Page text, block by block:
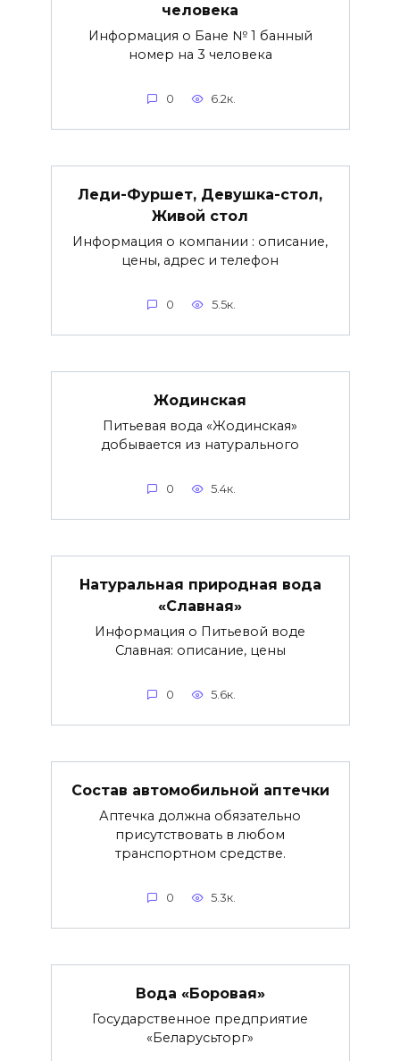
человека
Информация о Бане № 1 банный
номер на 3 человека
0 6.2к.
Леди-Фуршет, Девушка-стол,
Живой стол
Информация о компании : описание,
цены, адрес и телефон
0 5.5к.
Жодинская
Питьевая вода «Жодинская»
добывается из натурального
0 5.4к.
Натуральная природная вода
«Славная»
Информация о Питьевой воде
Славная: описание, цены
0 5.6к.
Состав автомобильной аптечки
Аптечка должна обязательно
присутствовать в любом
транспортном средстве.
0 5.3к.
Вода «Боровая»
Государственное предприятие
«Беларусьторг»